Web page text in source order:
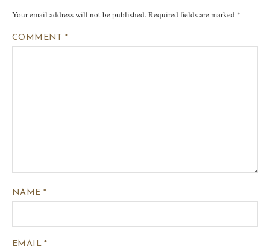
Your email address will not be published.Required fields are marked *
COMMENT*
NAME *
EMAIL*